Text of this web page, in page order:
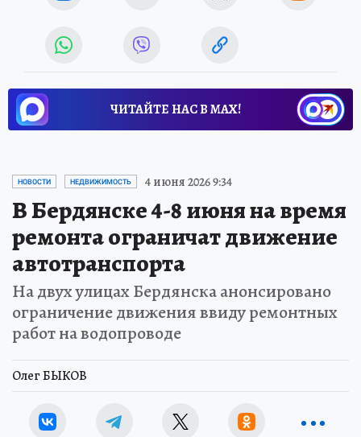
ЧИТАЙТЕ НАС В МАХ!
НОВОСТИ НЕДВИЖИМОСТЬ 4 июня 2026 9:34
В Бердянске 4-8 июня на время
ремонта ограничат движение
автотранспорта
На двух улицах Бердянска анонсировано
ограничение движения ввиду ремонтных
работ на водопроводе
Олег БЫКОВ